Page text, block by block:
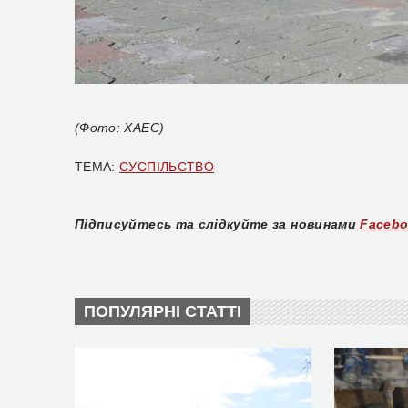
(Фото: ХАЕС)
ТЕМА:СУСПІЛЬСТВО
Підписуйтесь та слідкуйте за новинами
ПОПУЛЯРНІ СТАТТІ